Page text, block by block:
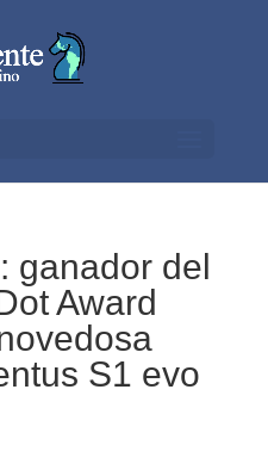
ganador del
Award
S1 evo